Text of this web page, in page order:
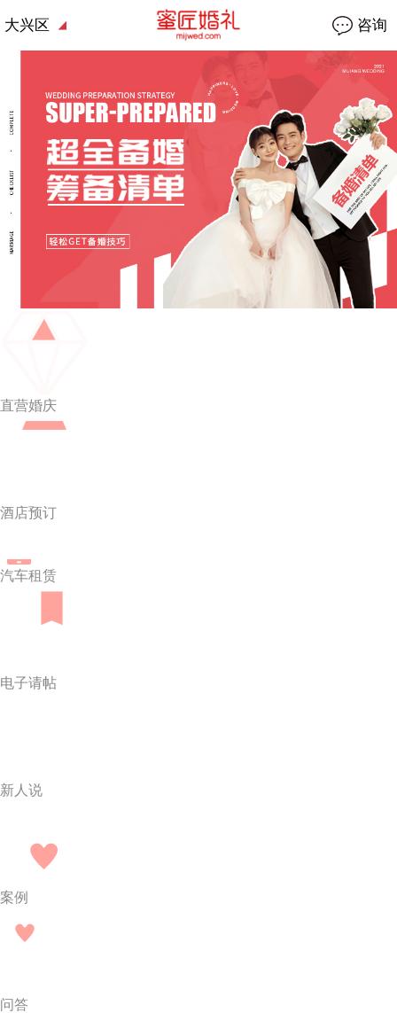
大兴区 咨询
直营婚庆
酒店预订
汽车租赁
电子请帖
新人说
案例
问答